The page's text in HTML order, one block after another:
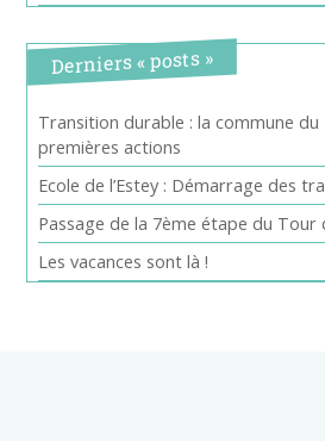
Derniers « posts »
Transition durable : la commune
premières actions
Ecole de l’Estey : Démarrage des
Passage de la 7ème étape du Tour
Les vacances sont là !